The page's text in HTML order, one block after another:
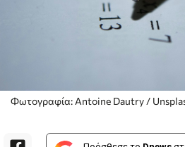
Φωτογραφία: Antoine Dautry /